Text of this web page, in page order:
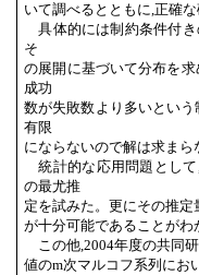
いて調べるとともに,正確
具体的には制約条件付き
そ
の展開に基づいて分布を
成功
数が失敗数より多いとい
有限
にならないので解は求まら
統計的な応用問題として
の最尤推
定を試みた。更にその推
が十分可能であることが
この他,2004年度の共同
値のm次マルコフ系列にお